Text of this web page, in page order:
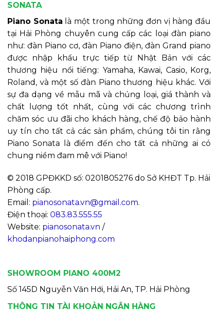
SONATA
Piano Sonata là một trong những đơn vị hàng đầu
tại Hải Phòng chuyên cung cấp các loại đàn piano
như: đàn Piano cơ, đàn Piano điện, đàn Grand piano
được nhập khẩu trực tiếp từ Nhật Bản với các
thương hiệu nổi tiếng: Yamaha, Kawai, Casio, Korg,
Roland, và một số đàn Piano thương hiệu khác. Với
sự đa dạng về mẫu mã và chủng loại, giá thành và
chất lượng tốt nhất, cùng với các chương trình
chăm sóc ưu đãi cho khách hàng, chế độ bảo hành
uy tín cho tất cả các sản phẩm, chúng tôi tin rằng
Piano Sonata là điểm đến cho tất cả những ai có
chung niềm đam mê với Piano!
© 2018 GPĐKKD số: 0201805276 do Sở KHĐT Tp. Hải
Phòng cấp.
Email: pianosonata.vn@gmail.com.
Điện thoại: 083.83.555.55
Website: pianosonata.vn /
khodanpianohaiphong.com
SHOWROOM PIANO 400M2
Số 145D Nguyễn Văn Hới, Hải An, TP. Hải Phòng
THÔNG TIN TÀI KHOẢN NGÂN HÀNG